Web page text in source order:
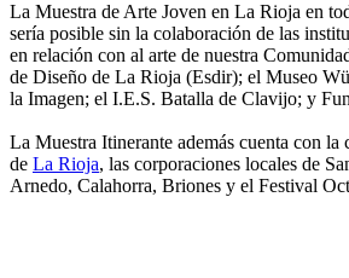
La Muestra de Arte Joven en La Rioja en
sería posible sin la colaboración de las
en relación con al arte de nuestra
de Diseño de La Rioja (Esdir); el Museo
la Imagen; el I.E.S. Batalla de Clavijo; y
La Muestra Itinerante además cuenta con
de La Rioja, las corporaciones locales de
Arnedo, Calahorra, Briones y el Festival